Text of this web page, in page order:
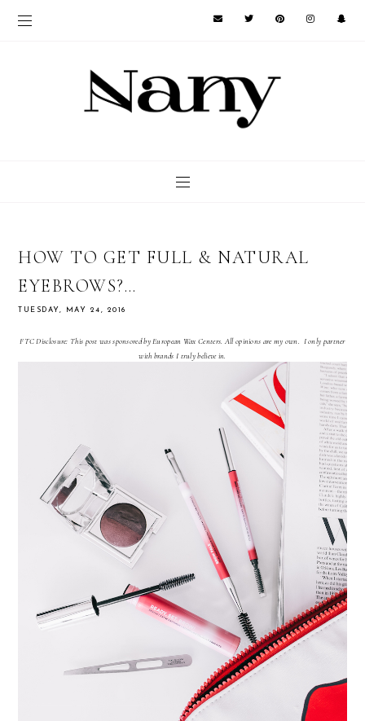
HOW TO GET FULL & NATURAL
EYEBROWS?…
TUESDAY, MAY 24, 2016
FTC Disclosure: This post was sponsored by European Wax Centers. All opinions are my own. I only partner
with brands I truly believe in.